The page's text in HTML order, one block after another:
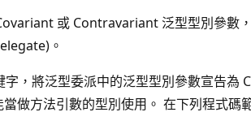
或 Contravariant 泛型型別參數
。
，將泛型委派中的泛型型別參數宣告為
做方法引數的型別使用。 在下列程式